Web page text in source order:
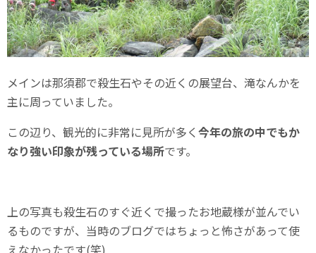
メインは那須郡で殺生石やその近くの展望台、滝なんかを
主に周っていました。
この辺り、観光的に非常に見所が多く今年の旅の中でもか
なり強い印象が残っている場所です。
上の写真も殺生石のすぐ近くで撮ったお地蔵様が並んでい
るものですが、当時のブログではちょっと怖さがあって使
えなかったです(笑)